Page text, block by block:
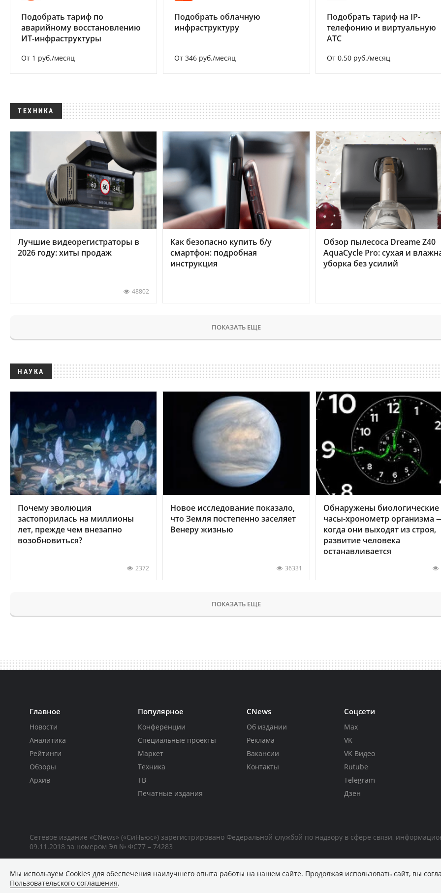
Подобрать тариф по
аварийному восстановлению
ИТ-инфраструктуры
От 1 руб./месяц
Подобрать облачную
инфраструктуру
От 346 руб./месяц
Подобрать тариф на IP-
телефонию и виртуальную
АТС
От 0.50 руб./месяц
ТЕХНИКА
Лучшие видеорегистраторы в
2026 году: хиты продаж
48802
Как безопасно купить б/у
смартфон: подробная
инструкция
Обзор пылесоса Dreame Z40
AquaCycle Pro: сухая и
уборка без усилий
ПОКАЗАТЬ ЕЩЕ
НАУКА
Почему эволюция
застопорилась на миллионы
лет, прежде чем внезапно
возобновиться?
2372
Новое исследование показало,
что Земля постепенно заселяет
Венеру жизнью
36331
Обнаружены биологические
часы-хронометр организма
когда они выходят из строя,
развитие человека
останавливается
ПОКАЗАТЬ ЕЩЕ
Главное
Новости
Аналитика
Рейтинги
Обзоры
Архив
Популярное
Конференции
Специальные проекты
Маркет
Техника
ТВ
Печатные издания
CNews
Об издании
Реклама
Вакансии
Контакты
Соцсети
Max
VK
VK Видео
Rutube
Telegram
Дзен
Сетевое издание «CNews» («СиНьюс») зарегистрировано Федеральной службой по надзору в сфере связи,
09.11.2018 за номером Эл № ФС77 – 74283
Мы используем Сookies для обеспечения наилучшего опыта работы на нашем сайте. Продолжая использовать сайт, вы
Пользовательского соглашения.